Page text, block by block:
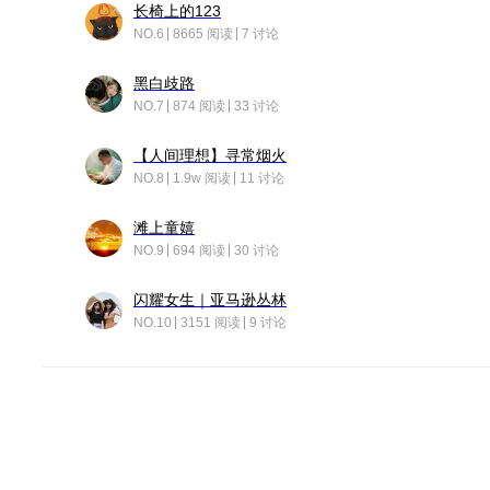
长椅上的123
NO.6 8665 阅读 7 讨论
黑白歧路
NO.7 874 阅读 33 讨论
【人间理想】寻常烟火
NO.8 1.9w 阅读 11 讨论
滩上童嬉
NO.9 694 阅读 30 讨论
闪耀女生｜亚马逊丛林
NO.10 3151 阅读 9 讨论